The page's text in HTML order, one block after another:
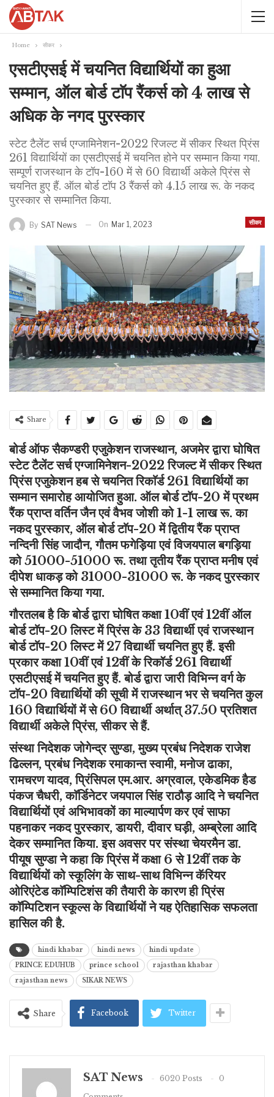
Home सीकर
एसटीएसई में चयनित विद्यार्थियों का हुआ
सम्मान, ऑल बोर्ड टाॅप रैंकर्स को 4 लाख से
अधिक के नगद पुरस्कार
स्टेट टैलेंट सर्च एग्जामिनेशन-2022 रिजल्ट में सीकर स्थित प्रिंस
261 विद्यार्थियों का एसटीएसई में चयनित होने पर सम्मान किया गया.
सम्पूर्ण राजस्थान के टॉप-160 में से 60 विद्यार्थी अकेले प्रिंस से
चयनित हुए हैं. ऑल बोर्ड टाॅप 3 रैंकर्स को 4.15 लाख रू. के नकद
पुरस्कार से सम्मानित किया.
सीकर
By SAT News On Mar 1, 2023
Share
बोर्ड ऑफ सैकण्डरी एजुकेशन राजस्थान, अजमेर द्वारा घोषित
स्टेट टैलेंट सर्च एग्जामिनेशन-2022 रिजल्ट में सीकर स्थित
प्रिंस एजुकेशन हब से चयनित रिकाॅर्ड 261 विद्यार्थियों का
सम्मान समारोह आयोजित हुआ. ऑल बोर्ड टाॅप-20 में प्रथम
रैंक प्राप्त वर्तिन जैन एवं वैभव जोशी को 1-1 लाख रू. का
नकद पुरस्कार, ऑल बोर्ड टाॅप-20 में द्वितीय रैंक प्राप्त
नन्दिनी सिंह जादौन, गौतम फगेड़िया एवं विजयपाल बगड़िया
को 51000-51000 रू. तथा तृतीय रैंक प्राप्त मनीष एवं
दीपेश धाकड़ को 31000-31000 रू. के नकद पुरस्कार
से सम्मानित किया गया.
गौरतलब है कि बोर्ड द्वारा घोषित कक्षा 10वीं एवं 12वीं ऑल
बोर्ड टाॅप-20 लिस्ट में प्रिंस के 33 विद्यार्थी एवं राजस्थान
बोर्ड टाॅप-20 लिस्ट में 27 विद्यार्थी चयनित हुए हैं. इसी
प्रकार कक्षा 10वीं एवं 12वीं के रिकॉर्ड 261 विद्यार्थी
एसटीएसई में चयनित हुए हैं. बोर्ड द्वारा जारी विभिन्न वर्ग के
टाॅप-20 विद्यार्थियों की सूची में राजस्थान भर से चयनित कुल
160 विद्यार्थियों में से 60 विद्यार्थी अर्थात् 37.50 प्रतिशत
विद्यार्थी अकेले प्रिंस, सीकर से हैं.
संस्था निदेशक जोगेन्द्र सुण्डा, मुख्य प्रबंध निदेशक राजेश
ढिल्लन, प्रबंध निदेशक रमाकान्त स्वामी, मनोज ढाका,
रामचरण यादव, प्रिंसिपल एम.आर. अग्रवाल, एकेडमिक हैड
पंकज चैधरी, काॅर्डिनेटर जयपाल सिंह राठौड़ आदि ने चयनित
विद्यार्थियों एवं अभिभावकों का माल्यार्पण कर एवं साफा
पहनाकर नकद पुरस्कार, डायरी, दीवार घड़ी, अम्ब्रेला आदि
देकर सम्मानित किया. इस अवसर पर संस्था चेयरमैन डा.
पीयूष सुण्डा ने कहा कि प्रिंस में कक्षा 6 से 12वीं तक के
विद्यार्थियों को स्कूलिंग के साथ-साथ विभिन्न कॅरियर
ओरिएंटेड काॅम्पिटिशंस की तैयारी के कारण ही प्रिंस
काॅम्पिटिशन स्कूल्स के विद्यार्थियों ने यह ऐतिहासिक सफलता
हासिल की है.
hindi khabar hindi news
hindi update
PRINCE EDUHUB
prince school
rajasthan khabar
rajasthan news
SIKAR NEWS
Share Facebook Twitter
SAT News 6020 Posts
0